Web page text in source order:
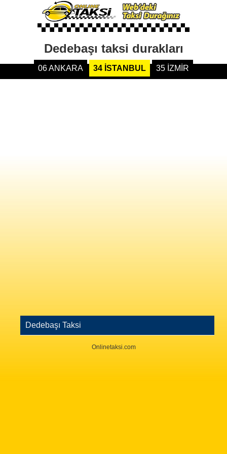
Dedebaşı taksi durakları
06 ANKARA 34 İSTANBUL 35 İZMİR
Dedebaşı Taksi
Onlinetaksi.com